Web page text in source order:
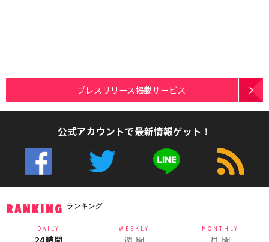
プレスリリース掲載サービス
公式アカウントで最新情報ゲット！
RANKING ランキング
DAILY WEEKLY MONTHLY